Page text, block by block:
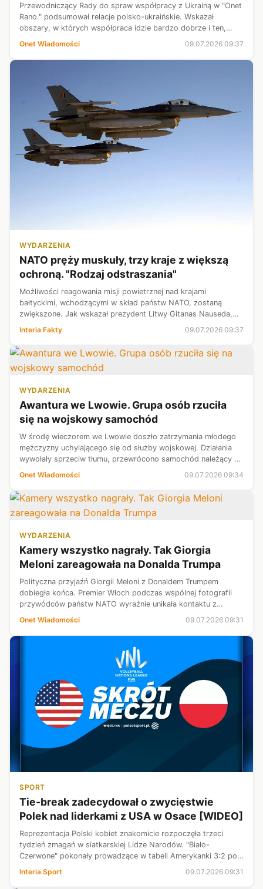
Przewodniczący Rady do spraw współpracy z Ukrainą w "Onet
Rano." podsumował relacje polsko-ukraińskie. Wskazał
obszary, w których współpraca idzie bardzo dobrze i ten,
gdzie "dramatycznie się poróżniliśmy". — Tutaj długo jeszcze
nie będzie zgody — mó...
Onet Wiadomości 09.07.2026 09:37
WYDARZENIA
NATO pręży muskuły, trzy kraje z większą
ochroną. "Rodzaj odstraszania"
Możliwości reagowania misji powietrznej nad krajami
bałtyckimi, wchodzącymi w skład państw NATO, zostaną
zwiększone. Jak wskazał prezydent Litwy Gitanas Nauseda,
zagrożenie". To bezpośrednia od...
Interia Fakty 09.07.2026 09:37
WYDARZENIA
Awantura we Lwowie. Grupa osób rzuciła
się na wojskowy samochód
W środę wieczorem we Lwowie doszło zatrzymania młodego
mężczyzny uchylającego się od służby wojskowej. Działania
wywołały sprzeciw tłumu, przewrócono samochód należący do
Onet Wiadomości 09.07.2026 09:34
WYDARZENIA
Kamery wszystko nagrały. Tak Giorgia
Meloni zareagowała na Donalda Trumpa
Polityczna przyjaźń Giorgii Meloni z Donaldem Trumpem
dobiegła końca. Premier Włoch podczas wspólnej fotografii
przywódców państw NATO wyraźnie unikała kontaktu z
prezydentem USA. Nagranie z jej zachowaniem podbija
internet.
Onet Wiadomości 09.07.2026 09:31
SPORT
Tie-break zadecydował o zwycięstwie
Polek nad liderkami z USA w Osace [WIDEO]
Reprezentacja Polski kobiet znakomicie rozpoczęła trzeci
tydzień zmagań w siatkarskiej Lidze Narodów. "Biało-
Czerwone" pokonały prowadzące w tabeli Amerykanki 3:2 po
emocjonującym spotkaniu w Osace. Mecz miał wiele zwrotów
akcji, a o końcowym triumfi...
Interia Sport 09.07.2026 09:31